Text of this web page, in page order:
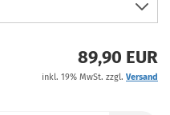
89,90 EUR
inkl. 19% MwSt. zzgl. Versand